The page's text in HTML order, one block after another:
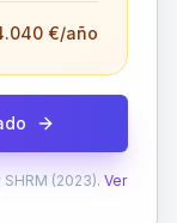
€/año
(2023). Ver